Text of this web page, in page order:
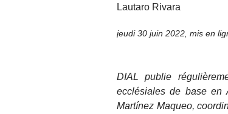
Lautaro Rivara
jeudi 30 juin 2022 mis en
DIAL publie
ecclésiales de base en
Martínez Maqueo,